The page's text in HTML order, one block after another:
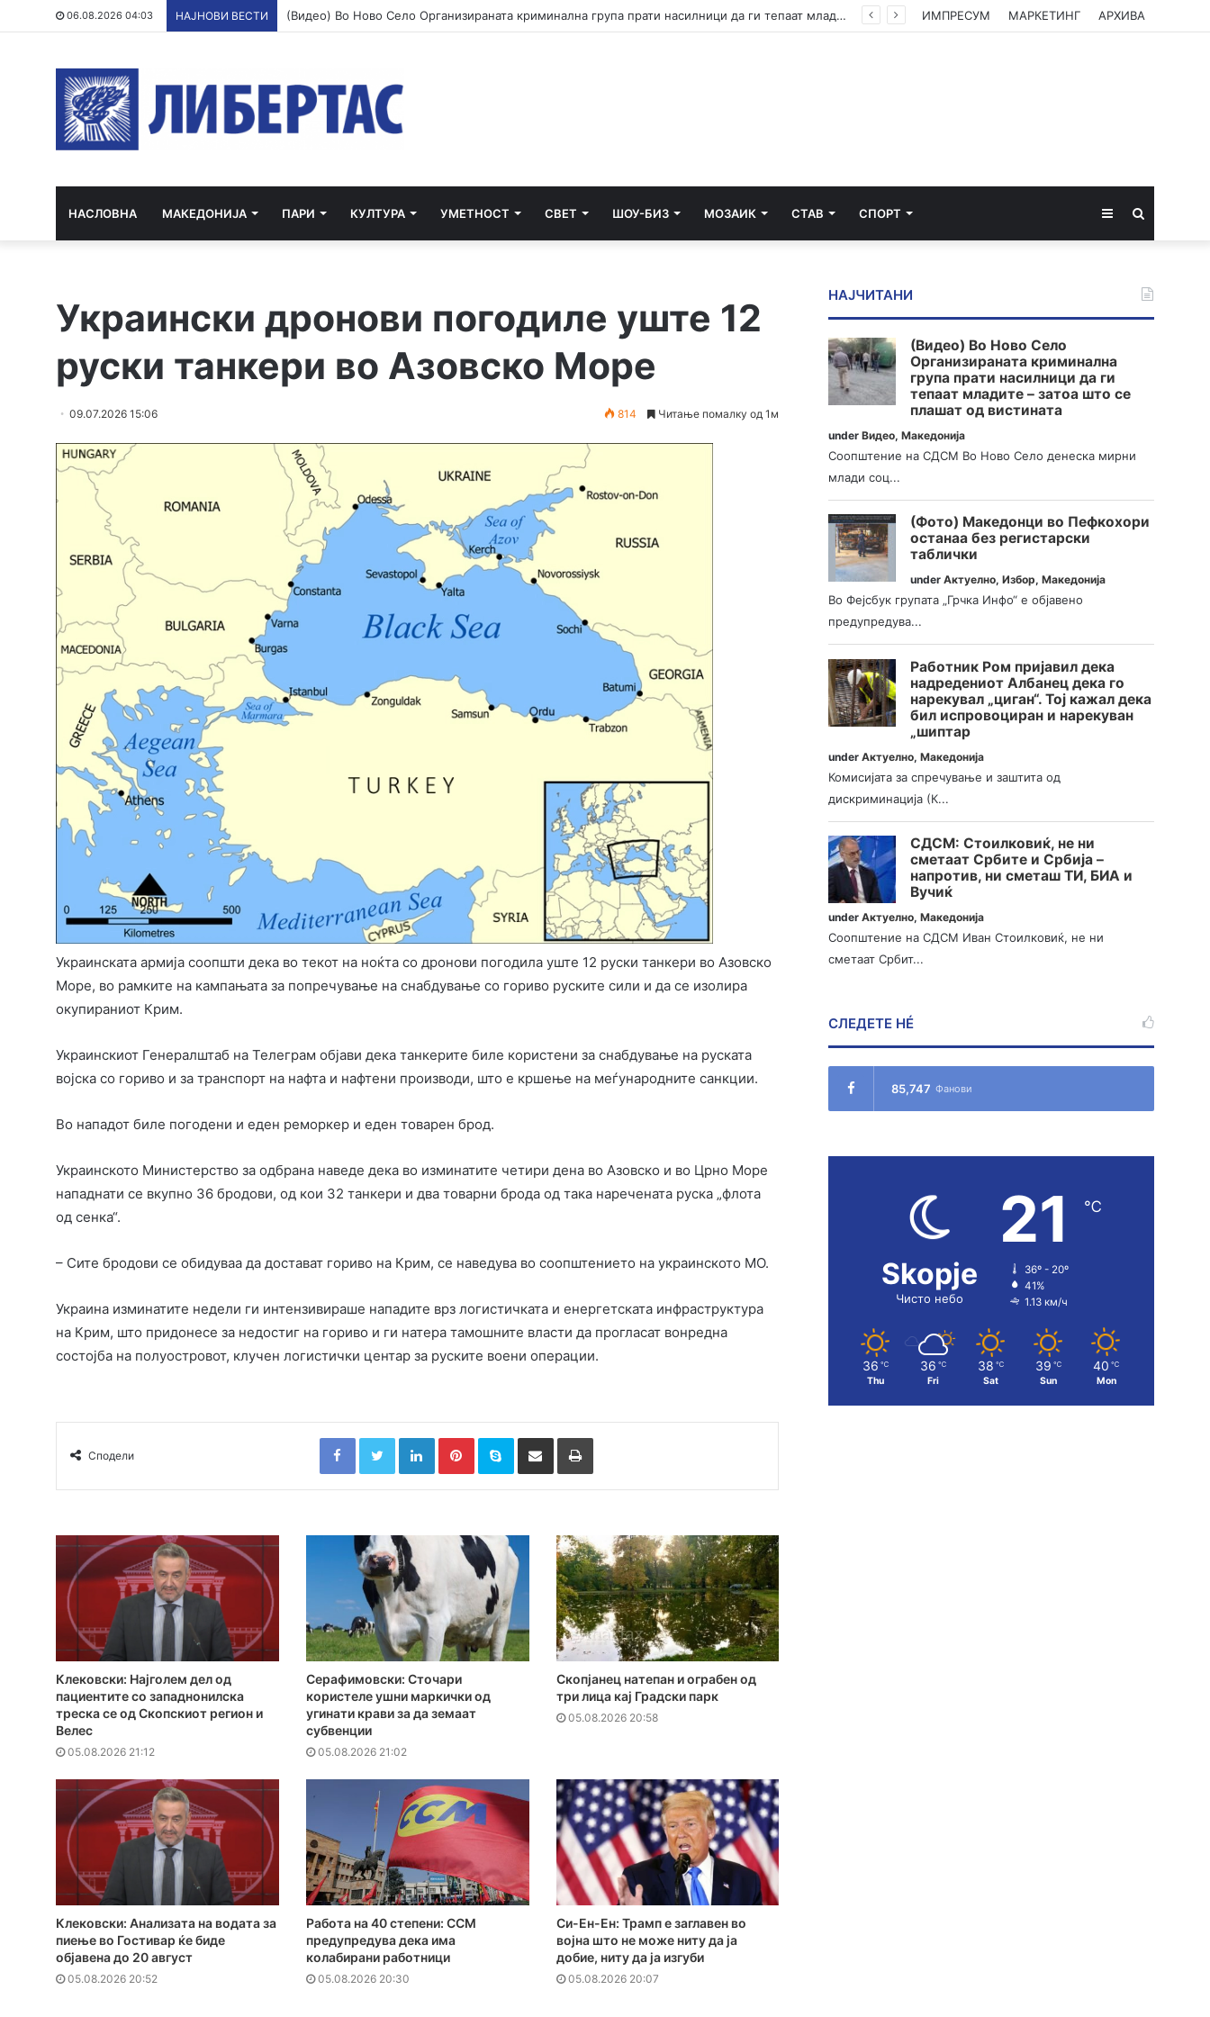
06.08.2026 04:03 НАЈНОВИ ВЕСТИ (Видео) Во Ново Село Организираната криминална група прати насилници да ги тепаат младите – затоа што се плашат од вистината ИМПРЕСУМ МАРКЕТИНГ АРХИВА
НАСЛОВНА МАКЕДОНИЈА ПАРИ КУЛТУРА УМЕТНОСТ СВЕТ ШОУ-БИЗ МОЗАИК СТАВ СПОРТ Sidebar
Украински дронови погодиле уште 12
руски танкери во Азовско Море
09.07.2026 15:06 814 Читање помалку од 1м
Украинската армија соопшти дека во текот на ноќта со дронови погодила уште 12 руски танкери во Азовско
Море, во рамките на кампањата за попречување на снабдување со гориво руските сили и да се изолира
окупираниот Крим.
Украинскиот Генералштаб на Телеграм објави дека танкерите биле користени за снабдување на руската
војска со гориво и за транспорт на нафта и нафтени производи, што е кршење на меѓународните санкции.
Во нападот биле погодени и еден реморкер и еден товарен брод.
Украинското Министерство за одбрана наведе дека во изминатите четири дена во Азовско и во Црно Море
нападнати се вкупно 36 бродови, од кои 32 танкери и два товарни брода од така наречената руска „флота
од сенка“.
– Сите бродови се обидуваа да достават гориво на Крим, се наведува во соопштението на украинското МО.
Украина изминатите недели ги интензивираше нападите врз логистичката и енергетската инфраструктура
на Крим, што придонесе за недостиг на гориво и ги натера тамошните власти да прогласат вонредна
состојба на полуостровот, клучен логистички центар за руските воени операции.
Сподели
FacebookTwitterLinkedInPinterestSkype Сподели преку Е-маил Испринтај
Клековски: Најголем дел од
пациентите сo западнонилска
треска се од Скопскиот регион и
Велес
05.08.2026 21:12
Серафимовски: Сточари
користеле ушни маркички од
угинати крави за да земаат
субвенции
05.08.2026 21:02
Скопјанец натепан и ограбен од
три лица кај Градски парк
05.08.2026 20:58
Клековски: Анализата на водата за
пиење во Гостивар ќе биде
објавена до 20 август
05.08.2026 20:52
Работа на 40 степени: ССМ
предупредува дека има
колабирани работници
05.08.2026 20:30
Си-Ен-Ен: Трамп е заглавен во
војна што не може ниту да ја
добие, ниту да ја изгуби
05.08.2026 20:07
НАЈЧИТАНИ
(Видео) Во Ново Село
Организираната криминална
група прати насилници да ги
тепаат младите – затоа што се
плашат од вистината
underВидео,Македонија
Соопштение на СДСМ Во Ново Село денеска мирни
млади соц...
(Фото) Македонци во Пефкохори
останаа без регистарски
таблички
underАктуелно,Избор,Македонија
Во Фејсбук групата „Грчка Инфо“ е објавено
предупредува...
Работник Ром пријавил дека
надредениот Албанец дека го
нарекувал „циган“. Тој кажал дека
бил испровоциран и нарекуван
„шиптар
underАктуелно,Македонија
Комисијата за спречување и заштита од
дискриминација (К...
СДСМ: Стоилковиќ, не ни
сметаат Србите и Србија –
напротив, ни сметаш ТИ, БИА и
Вучиќ
underАктуелно,Македонија
Соопштение на СДСМ Иван Стоилковиќ, не ни
сметаат Србит...
СЛЕДЕТЕ НÉ
85,747 Фанови
Skopje
Чисто небо
21 ℃
36º - 20º
41%
1.13 км/ч
36 ℃
Thu
36 ℃
Fri
38 ℃
Sat
39 ℃
Sun
40 ℃
Mon